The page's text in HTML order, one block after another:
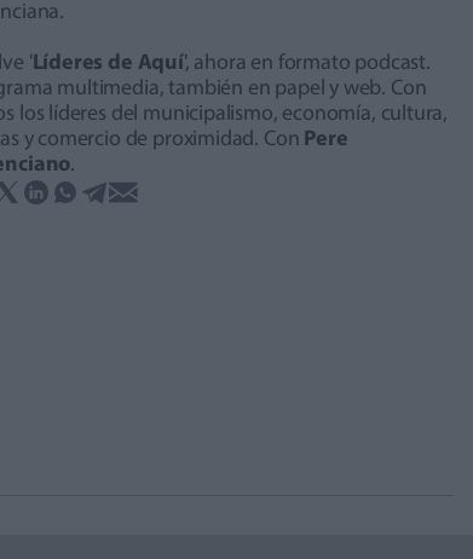
'Líderes de Aquí', ahora en formato podcast.
multimedia, también en papel y web. Con
los líderes del municipalismo, economía, cultura,
y comercio de proximidad. Con Pere
.